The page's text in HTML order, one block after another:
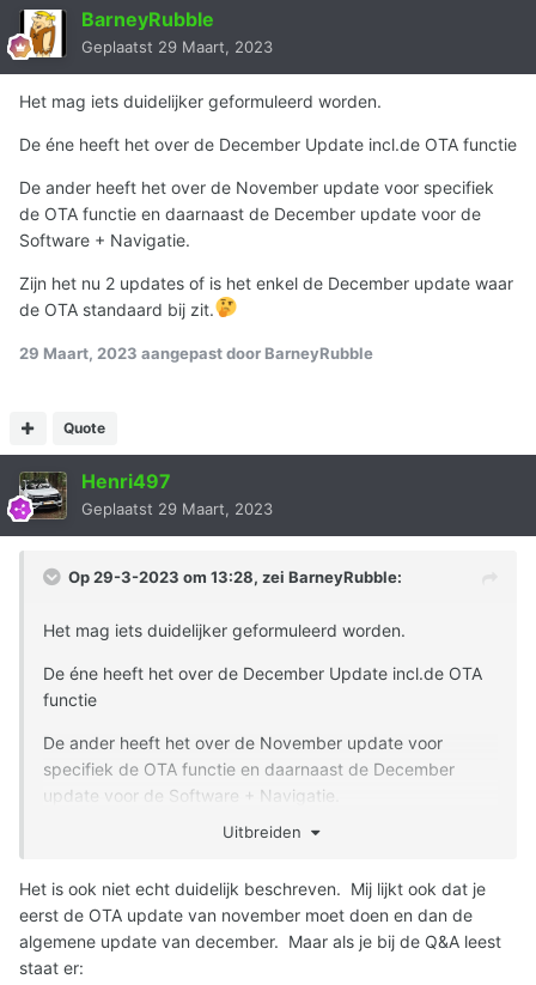
BarneyRubble
Geplaatst 29 Maart, 2023
Het mag iets duidelijker geformuleerd worden.
De éne heeft het over de December Update incl.de OTA functie
De ander heeft het over de November update voor specifiek
de OTA functie en daarnaast de December update voor de
Software + Navigatie.
Zijn het nu 2 updates of is het enkel de December update waar
de OTA standaard bij zit.
29 Maart, 2023 aangepast door BarneyRubble
Quote
Henri497
Geplaatst 29 Maart, 2023
Op 29-3-2023 om 13:28, zei BarneyRubble:
Het mag iets duidelijker geformuleerd worden.
De éne heeft het over de December Update incl.de OTA
functie
De ander heeft het over de November update voor
specifiek de OTA functie en daarnaast de December
update voor de Software + Navigatie.
Zijn het nu 2 updates of is het enkel de December update
Uitbreiden
Het is ook niet echt duidelijk beschreven. Mij lijkt ook dat je
eerst de OTA update van november moet doen en dan de
algemene update van december. Maar als je bij de Q&A leest
staat er: